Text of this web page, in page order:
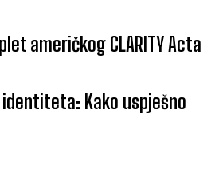
američkog CLARITY Acta
Kako uspješno